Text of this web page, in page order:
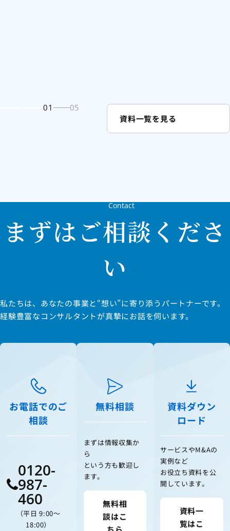
01 05
資料一覧を見る
Contact
まずはご相談くださ
い
私たちは、あなたの事業と“想い”に寄り添うパートナーです。
経験豊富なコンサルタントが真摯にお話を伺います。
お電話でのご
相談
0120-
987-
460
（平日 9:00〜
18:00）
無料相談
まずは情報収集か
ら
という方も歓迎し
ます。
無料相
談はこ
資料ダウン
ロード
サービスやM&Aの
実例など
お役立ち資料を公
開しています。
資料一
覧はこ